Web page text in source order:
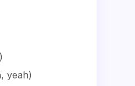
yeah)